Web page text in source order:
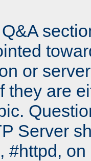
or
they are
Server
#httpd,